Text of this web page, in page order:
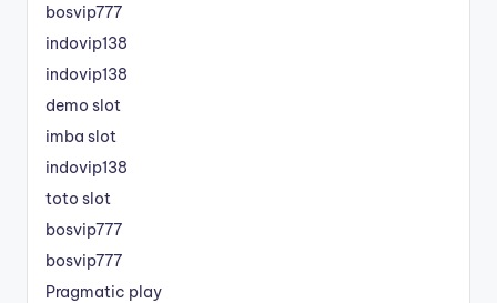
bosvip777
indovip138
indovip138
demo slot
imba slot
indovip138
toto slot
bosvip777
bosvip777
Pragmatic play